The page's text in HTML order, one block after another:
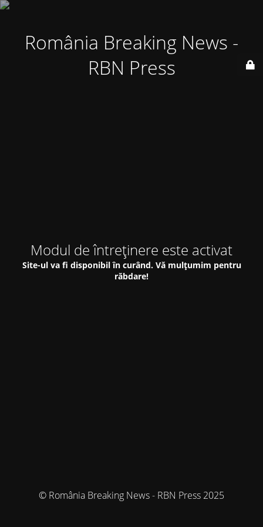
România Breaking News -
RBN Press
Modul de întreținere este activat
Site-ul va fi disponibil în curând. Vă mulțumim pentru
răbdare!
© România Breaking News - RBN Press 2025